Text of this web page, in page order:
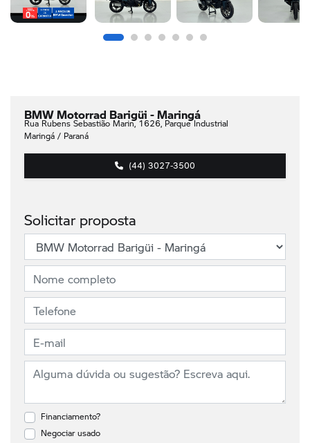
BMW Motorrad Barigüi - Maringá
Rua Rubens Sebastião Marin, 1626, Parque Industrial
Maringá / Paraná
(44) 3027-3500
Solicitar proposta
Financiamento?
Negociar usado